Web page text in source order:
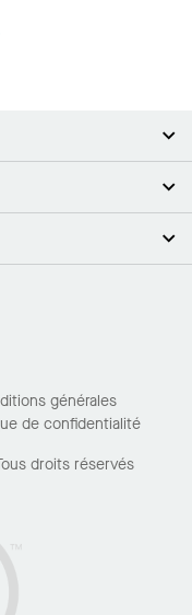
générales
de confidentialité
droits réservés